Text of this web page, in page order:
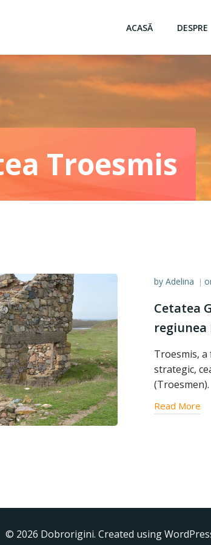
ACASĂ DESPRE
Troesmis
by Adelina |
Cetatea
regiunea
Troesmis,
strategic,
(Troesmen).
Read More
© 2026 Dobrorigini. Created using